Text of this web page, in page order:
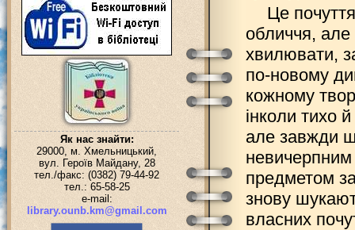
Як нас знайти:
29000, м. Хмельницький,
вул. Героїв Майдану, 28
тел./факс: (0382) 79-44-92
тел.: 65-58-25
e-mail:
library.ounb.km@gmail.com
Це
обличчя, але
хвилювати,
по-новому
кожному
інколи тихо
але завжди
предметом
знову
власних